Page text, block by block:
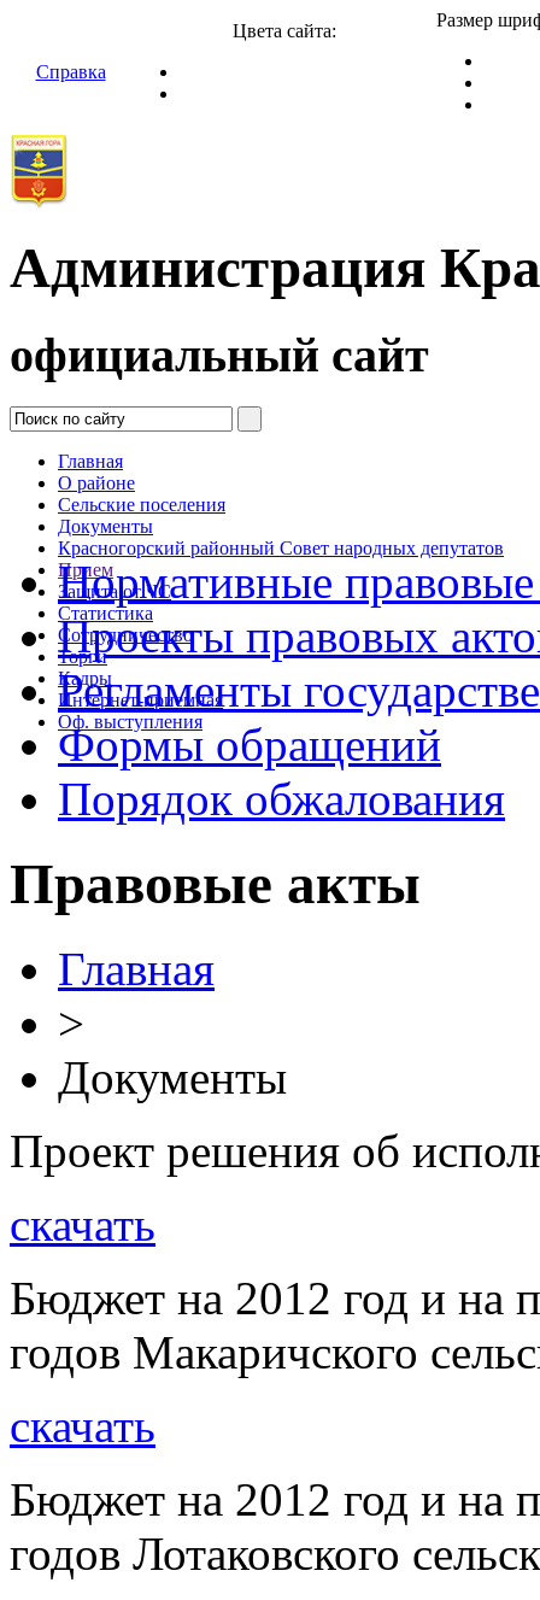
Справка
Цвета сайта:
Размер
Администрация
официальный сайт
Главная
О районе
Сельские поселения
Документы
Красногорский районный Совет народных депутатов
Прием
Защита от ЧС
Статистика
Сотрудничество
Торги
Кадры
Интернет-приемная
Оф. выступления
Нормативные
Проекты правовых
Регламенты
Формы обращений
Порядок обжалования
Правовые акты
Главная
>
Документы
Проект решения об
скачать
Бюджет на 2012 год и на
годов Макаричского
скачать
Бюджет на 2012 год и на
годов Лотаковского